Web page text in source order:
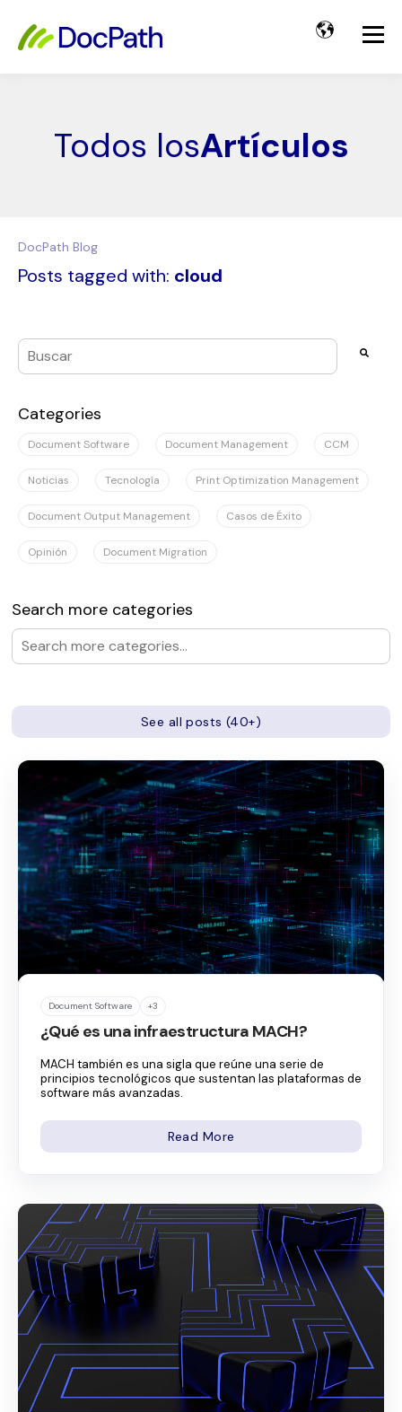
Todos losArtículos
DocPath Blog
Posts tagged with: cloud
Esto es un campo de búsqueda con una función de texto
Categories
Document Software Document Management CCM
Noticias Tecnología Print Optimization Management
Document Output Management Casos de Éxito
Opinión Document Migration
Search more categories
See all posts (40+)
Document Software +3
¿Qué es una infraestructura MACH?
MACH también es una sigla que reúne una serie de
principios tecnológicos que sustentan las plataformas de
software más avanzadas.
Read More